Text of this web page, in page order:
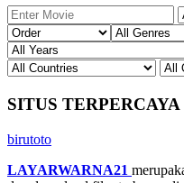
SITUS TERPERCAYA
birutoto
LAYARWARNA21